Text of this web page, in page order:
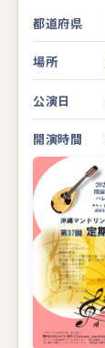
都道府県
場所
公演日
開演時間